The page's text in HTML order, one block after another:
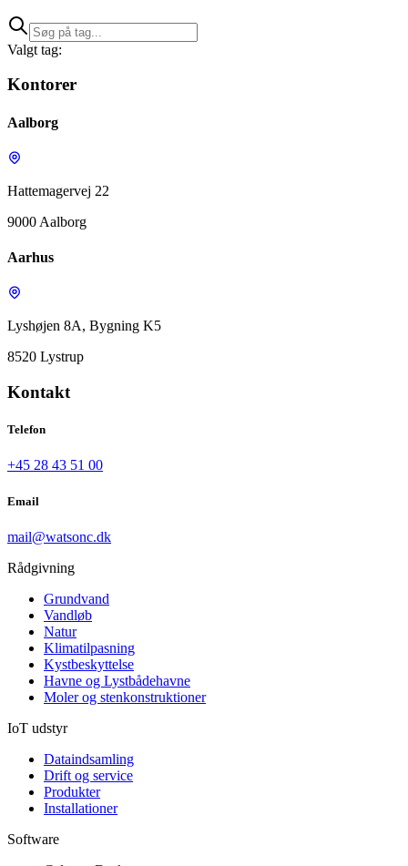
Valgt tag:
Kontorer
Aalborg
Hattemagervej 22
9000 Aalborg
Aarhus
Lyshøjen 8A, Bygning K5
8520 Lystrup
Kontakt
Telefon
+45 28 43 51 00
Email
mail@watsonc.dk
Rådgivning
Grundvand
Vandløb
Natur
Klimatilpasning
Kystbeskyttelse
Havne og Lystbådehavne
Moler og stenkonstruktioner
IoT udstyr
Dataindsamling
Drift og service
Produkter
Installationer
Software